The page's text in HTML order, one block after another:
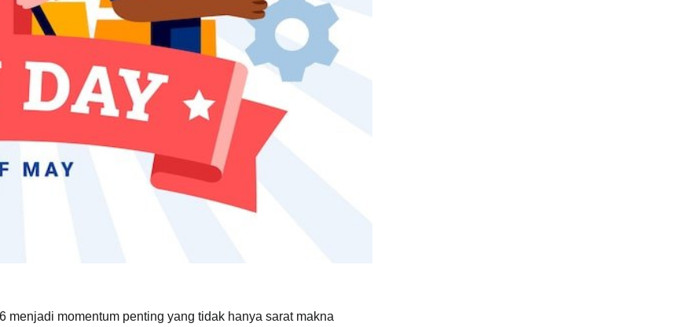
momentum penting yang tidak hanya sarat makna